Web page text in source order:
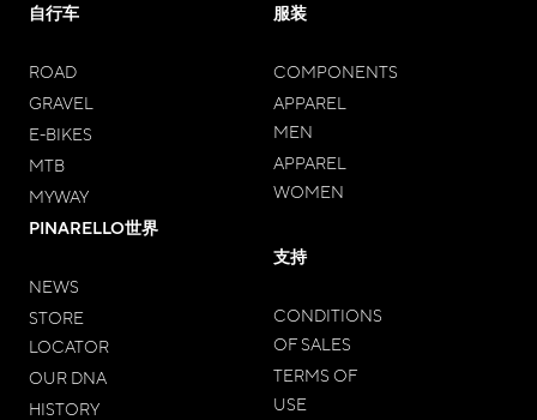
自行车
ROAD
GRAVEL
E-BIKES
MTB
MYWAY
服装
COMPONENTS
APPAREL
MEN
APPAREL
WOMEN
PINARELLO世界
NEWS
STORE
LOCATOR
OUR DNA
HISTORY
支持
CONDITIONS
OF SALES
TERMS OF
USE